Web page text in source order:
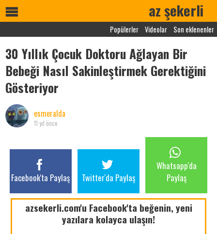
az şekerli
Popülerler Videolar Son eklenenler
30 Yıllık Çocuk Doktoru Ağlayan Bir
Bebeği Nasıl Sakinleştirmek Gerektiğini
Gösteriyor
esmeralda
11 yıl önce
Facebook'ta Paylaş Twitter'da Paylaş
Whatsapp'da
Paylaş
azsekerli.com'u Facebook'ta beğenin, yeni
yazılara kolayca ulaşın!